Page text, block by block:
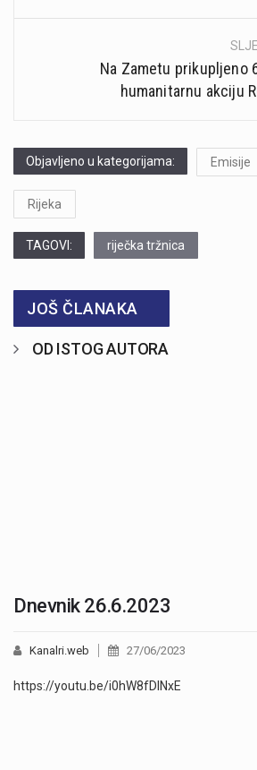
Na Zametu prikupljeno
humanitarnu akciju
Objavljeno u kategorijama: Emisije
Rijeka
TAGOVI: riječka tržnica
JOŠ ČLANAKA
OD ISTOG AUTORA
Dnevnik 26.6.2023
Kanalri.web 27/06/2023
https://youtu.be/i0hW8fDINxE